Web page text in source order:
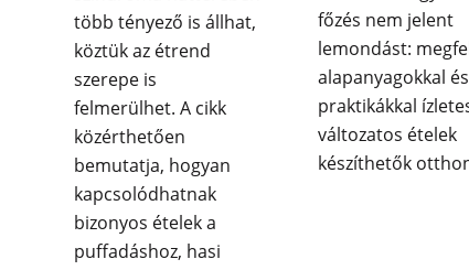
több tényező is állhat,
köztük az étrend
szerepe is
felmerülhet. A cikk
közérthetően
bemutatja, hogyan
kapcsolódhatnak
bizonyos ételek a
puffadáshoz, hasi
főzés nem jelent
lemondást:
alapanyagokkal és
praktikákkal
változatos ételek
készíthetők